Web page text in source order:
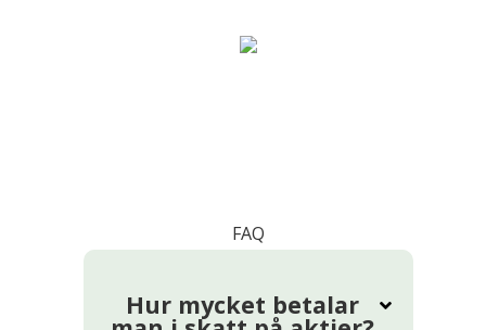
FAQ
Hur mycket betalar